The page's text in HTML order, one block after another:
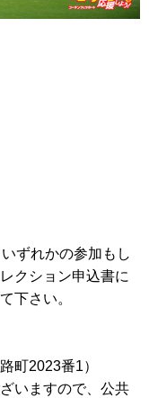
ずれかの参加もし
クション申込書に
下さい。
町2023番1）
いますので、公共